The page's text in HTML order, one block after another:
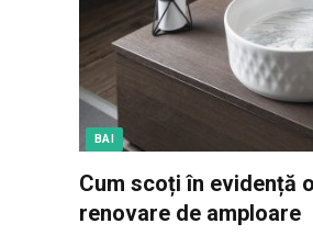
BAI
Cum scoți în evidență
renovare de amploare